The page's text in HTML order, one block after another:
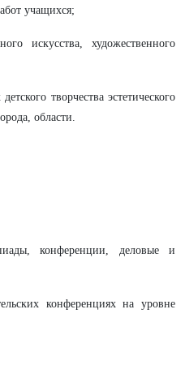
учащихся;
искусства, художественного
творчества эстетического
области.
конференции, деловые и
конференциях на уровне